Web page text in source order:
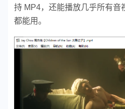
持 MP4，还能播放几乎所有音
都能用。